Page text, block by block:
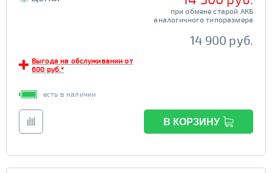
при обмене старой АКБ
аналогичного типоразмера
14 900 руб.
Выгода на обслуживании от
600 руб.*
есть в наличии
В КОРЗИНУ